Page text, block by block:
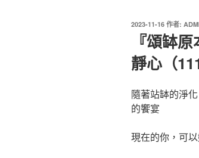
發
2023-11-16 作者:
『頌缽
靜心（
隨著站缽的淨
的饗宴
現在的你，可